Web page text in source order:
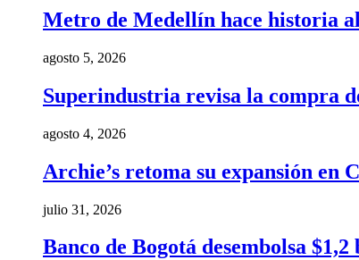
Metro de Medellín hace historia
agosto 5, 2026
Superindustria revisa la compra
agosto 4, 2026
Archie’s retoma su expansión en
julio 31, 2026
Banco de Bogotá desembolsa